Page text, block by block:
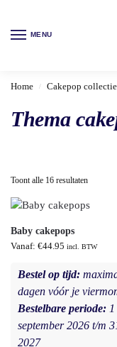
MENU
Home / Cakepop collectie
Thema
Toont alle 16 resultaten
Baby cakepops
Vanaf: €44.95 incl. BTW
Bestel op tijd:
dagen vóór je
Bestelbare periode: 1
september 2026 t/m
2027